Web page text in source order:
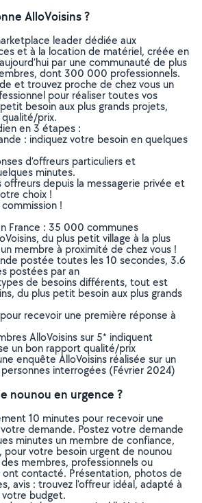
AlloVoisins ?
leader dédiée aux
et à la location de matériel, créée en
par une communauté de plus
dont 300 000 professionnels.
et trouvez proche de chez vous un
pour réaliser toutes vos
besoin aux plus grands projets,
prix.
en 3 étapes :
: indiquez votre besoin en quelques
d’offreurs particuliers et
minutes.
offreurs depuis la messagerie privée et
choix !
!
France : 35 000 communes
du plus petit village à la plus
membre à proximité de chez vous !
postée toutes les 10 secondes, 3.6
postées par an
de besoins différents, tout est
du plus petit besoin aux plus grands
recevoir une première réponse à
AlloVoisins sur 5* indiquent
un bon rapport qualité/prix
enquête AlloVoisins réalisée sur un
interrogées (Février 2024)
nounou en urgence ?
10 minutes pour recevoir une
demande. Postez votre demande
minutes un membre de confiance,
pour votre besoin urgent de nounou
membres, professionnels ou
ont contacté. Présentation, photos de
avis : trouvez l'offreur idéal, adapté à
budget.